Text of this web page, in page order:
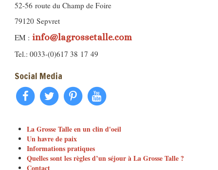
52-56 route du Champ de Foire
79120 Sepvret
EM : info@lagrossetalle.com
Tel.: 0033-(0)617 38 17 49
Social Media
La Grosse Talle en un clin d'oeil
Un havre de paix
Informations pratiques
Quelles sont les règles d’un séjour à La Grosse Talle ?
Contact